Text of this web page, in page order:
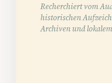
Recherchiert vom
historischen
Archiven und